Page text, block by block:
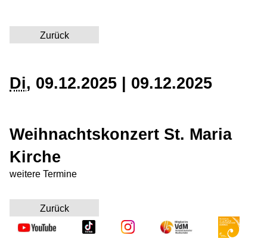
Instrumentalausbildung
Vokalausbildung
GrooveLAB
MusicLAB
SingPause BB
Zurück
Di, 09.12.2025 | 09.12.2025
Weihnachtskonzert St. Maria
Kirche
weitere Termine
Zurück